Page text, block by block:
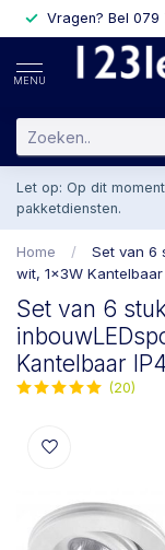
Vragen? Bel 079
MENU
Let op: Op dit
pakketdiensten.
Home /
Set van 6
wit, 1x3W
Set van 6
Kantelbaar
(20)